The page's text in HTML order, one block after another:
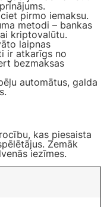
pirmo iemaksu.
metodi – bankas
kriptovalūtu.
laipnas
ir atkarīgs no
bezmaksas
automātus, galda
kas piesaista
Zemāk
iezīmes.